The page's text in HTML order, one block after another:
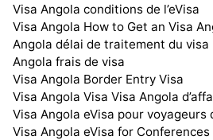
Visa Angola conditions de l’eVisa
Visa Angola How to Get an Visa
Angola délai de traitement du visa
Angola frais de visa
Visa Angola Border Entry Visa
Visa Angola Visa Visa Angola
Visa Angola eVisa pour voyageurs
Visa Angola eVisa for Conferences